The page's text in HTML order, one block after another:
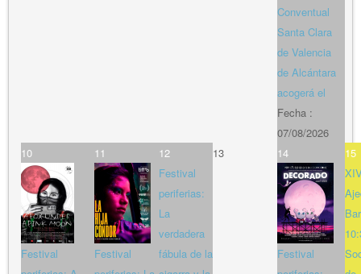
Conventual
Santa Clara
de Valencia
de Alcántara
acogerá el
Fecha :
07/08/2026
10
Festival
11
Festival
12
Festival
periferias:
La
verdadera
fábula de la
13 14
Festival
15